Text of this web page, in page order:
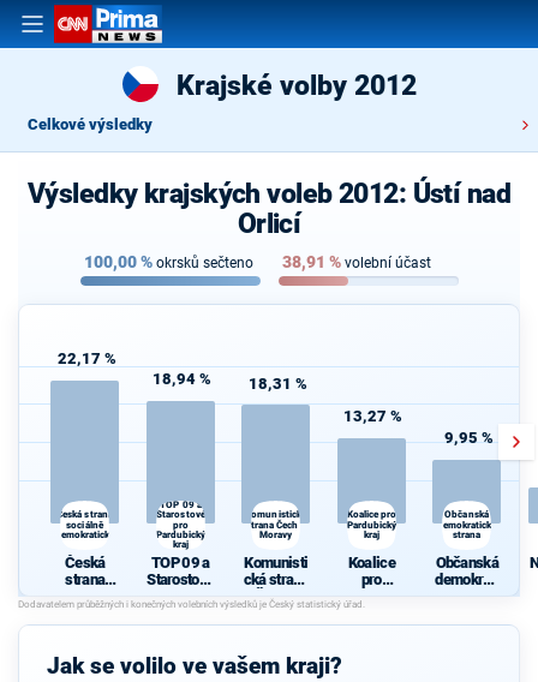
Krajské volby 2012
Celkové výsledky
Výsledky krajských voleb 2012: Ústí nad
Orlicí
100,00% okrsků sečteno 38,91 % volební účast
22,17 %
Česká strana
sociálně
demokratická
Česká
strana
sociálně
demokrati
cká
18,94 %
TOP 09 a
Starostové
pro
Pardubický
kraj
TOP 09 a
Starostové
pro
Pardubick
ý kraj
18,31 %
Komunistická
strana Čech a
Moravy
Komunisti
cká strana
Čech a
Moravy
13,27 %
Koalice pro
Pardubický
kraj
Koalice
pro
Pardubick
ý kraj
9,95 %
Občanská
demokratická
strana
Občanská
demokrati
cká strana
Jak se volilo ve vašem kraji?